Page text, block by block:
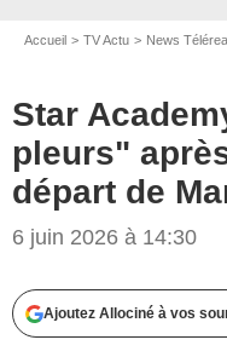
Accueil TV Actu News
Star
pleurs"
départ de
6 juin 2026 à 14:30
Ajoutez Allociné à vos